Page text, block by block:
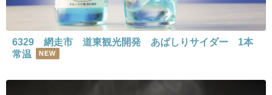
6329 網走市 道東観光開発 あばしりサイダー 1本
常温
NEW